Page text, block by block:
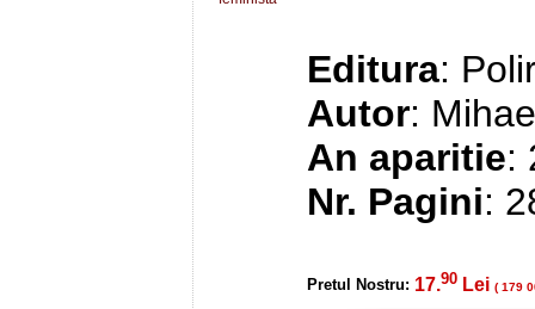
Editura:
Autor:
An aparitie:
Nr. Pagini:
Pretul Nostru: 17.90 Lei ( 179